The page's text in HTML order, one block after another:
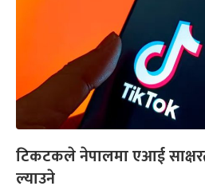
टिकटकले नेपालमा एआई
ल्याउने